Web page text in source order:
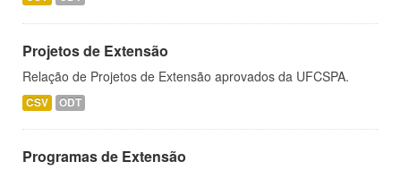
Projetos de Extensão
Relação de Projetos de Extensão aprovados da UFCSPA.
CSV ODT
Programas de Extensão